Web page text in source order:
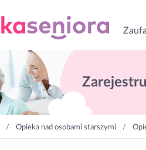
Opieka nad osobami starszymi